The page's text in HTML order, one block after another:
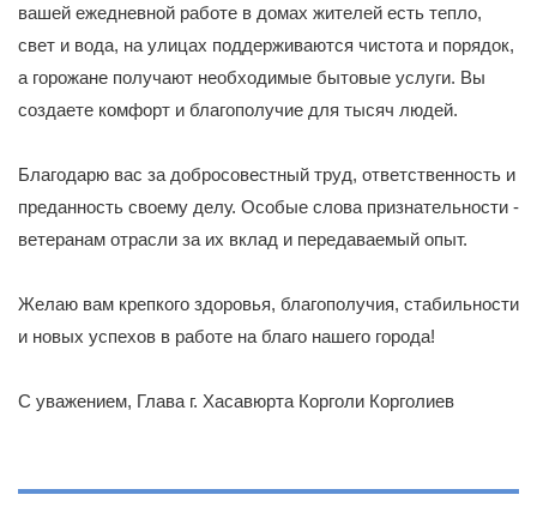
вашей ежедневной работе в домах жителей есть тепло,
свет и вода, на улицах поддерживаются чистота и порядок,
а горожане получают необходимые бытовые услуги. Вы
создаете комфорт и благополучие для тысяч людей.
Благодарю вас за добросовестный труд, ответственность и
преданность своему делу. Особые слова признательности -
ветеранам отрасли за их вклад и передаваемый опыт.
Желаю вам крепкого здоровья, благополучия, стабильности
и новых успехов в работе на благо нашего города!
С уважением, Глава г. Хасавюрта Корголи Корголиев